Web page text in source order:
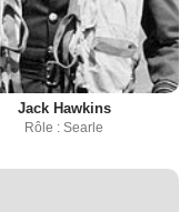
Jack Hawkins
Rôle : Searle